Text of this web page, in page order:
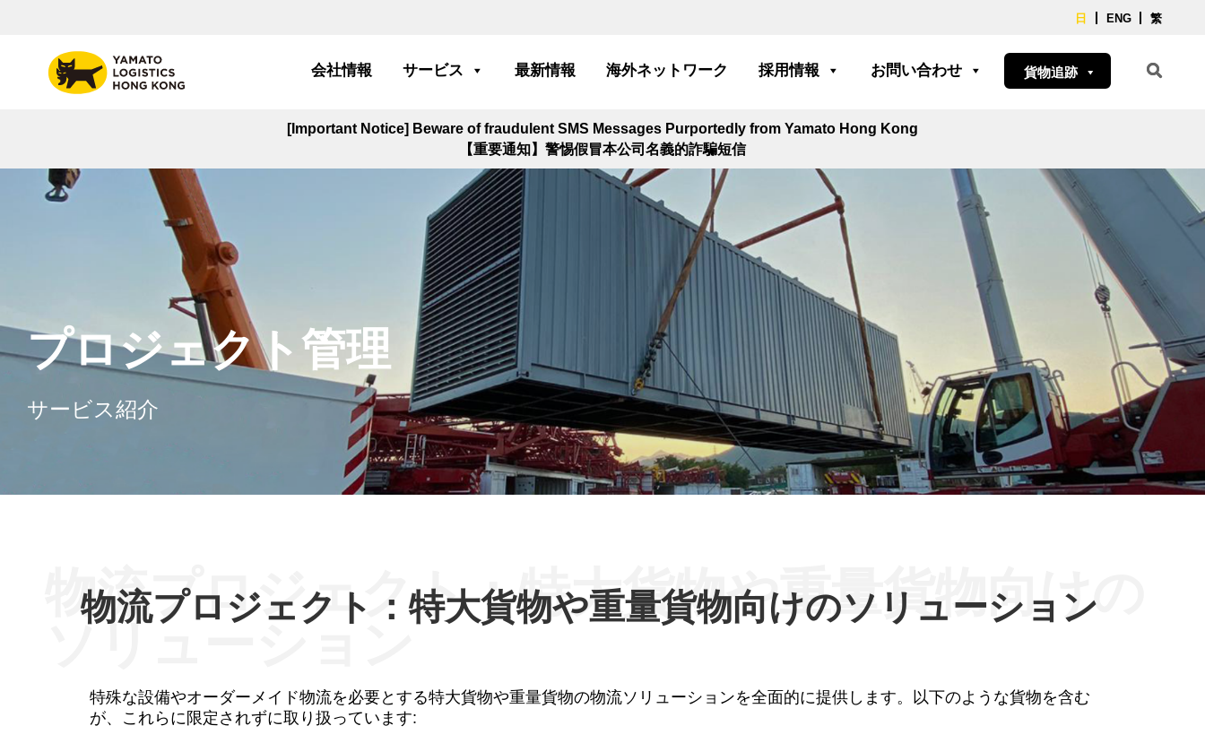
[Important Notice] Beware of fraudulent SMS Messages Purportedly from Yamato Hong Kong
【重要通知】警惕假冒本公司名義的詐騙短信
日 ENG 繁
会社情報 サービス 最新情報 海外ネットワーク 採用情報 お問い合わせ 貨物追跡
プロジェクト管理
サービス紹介
物流プロジェクト：特大貨物や重量貨物向けの
ソリューション
物流プロジェクト：特大貨物や重量貨物向けのソリューション
特殊な設備やオーダーメイド物流を必要とする特大貨物や重量貨物の物流ソリューションを全面的に提供します。以下のような貨物を含む
が、これらに限定されずに取り扱っています: